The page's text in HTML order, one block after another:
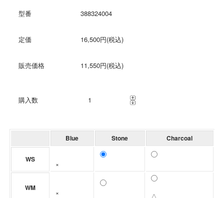
型番 388324004
定価 16,500円(税込)
販売価格 11,550円(税込)
購入数
Blue Stone Charcoal
WS
×
WM
× △